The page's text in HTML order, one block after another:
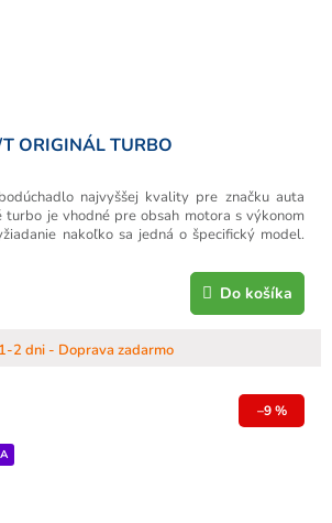
ORIGINÁL TURBO
1-2 dni - Doprava zadarmo
Do košíka
najvyššej kvality pre značku auta
turbo je vhodné pre obsah motora s výkonom
nakoľko sa jedná o špecifický model.
–9 %